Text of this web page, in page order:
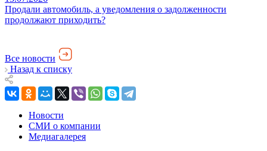
Продали автомобиль, а уведомления о задолженности
продолжают приходить?
Все новости
Назад к списку
Новости
СМИ о компании
Медиагалерея